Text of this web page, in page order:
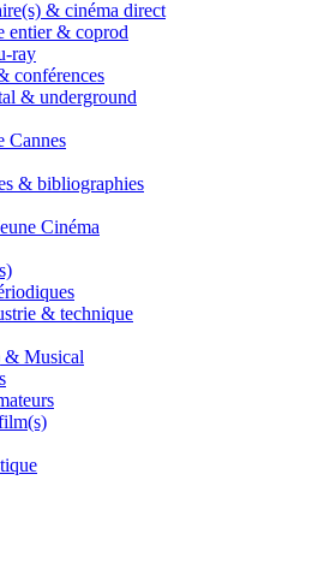
& cinéma direct
entier & coprod
ray
conférences
& underground
Cannes
& bibliographies
Cinéma
& technique
& Musical